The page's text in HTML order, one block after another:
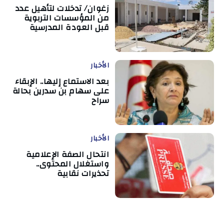
زغوان/ تدخلات لتأهيل عدد
من المؤسسات التربوية
قبل العودة المدرسية
الأخبار
بعد الاستماع إليها.. الإبقاء
على سهام بن سدرين بحالة
سراح
الأخبار
انتحال الصفة الإعلامية
واستغلال المحتوى..
تحذيرات نقابية